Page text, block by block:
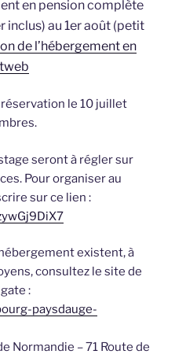
en pension complète
inclus) au 1er août (petit
de l’hébergement en
le 10 juillet
seront à régler sur
Pour organiser au
sur ce lien :
existent, à
consultez le site de
:
paysdauge-
Normandie – 71 Route de